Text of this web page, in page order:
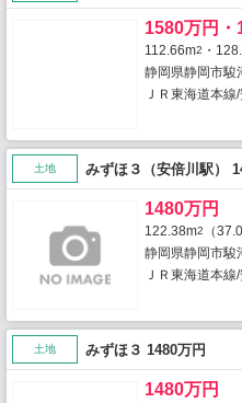
1580万円・
112.66m2 ・
静岡県静岡市駿
ＪＲ東海道本
土地 みずほ３（安倍川駅）
1480万円
122.38m2
（
静岡県静岡市駿
ＪＲ東海道本
土地 みずほ３ 1480万円
1480万円